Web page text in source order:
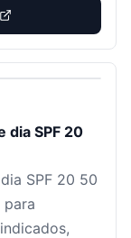
dia SPF 20
SPF 20 50